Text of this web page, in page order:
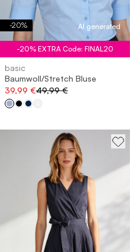
-20% AI generated
-20% EXTRA Code: FINAL20
basic
Baumwoll/Stretch Bluse
39,99 €49,99 €